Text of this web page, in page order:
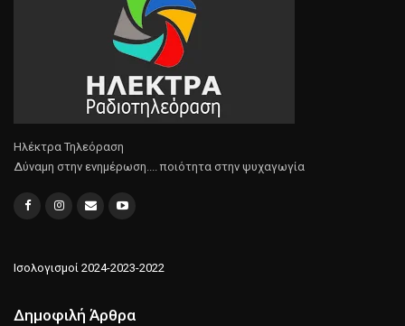
Ηλέκτρα Τηλεόραση
Δύναμη στην ενημέρωση.... ποιότητα στην ψυχαγωγία
Ισολογισμοί 2024-2023-2022
Δημοφιλή Άρθρα